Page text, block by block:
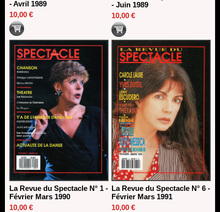
- Avril 1989
10,00 €
- Juin 1989
10,00 €
La Revue du Spectacle N° 1 -
Février Mars 1990
10,00 €
La Revue du Spectacle N° 6 -
Février Mars 1991
10,00 €